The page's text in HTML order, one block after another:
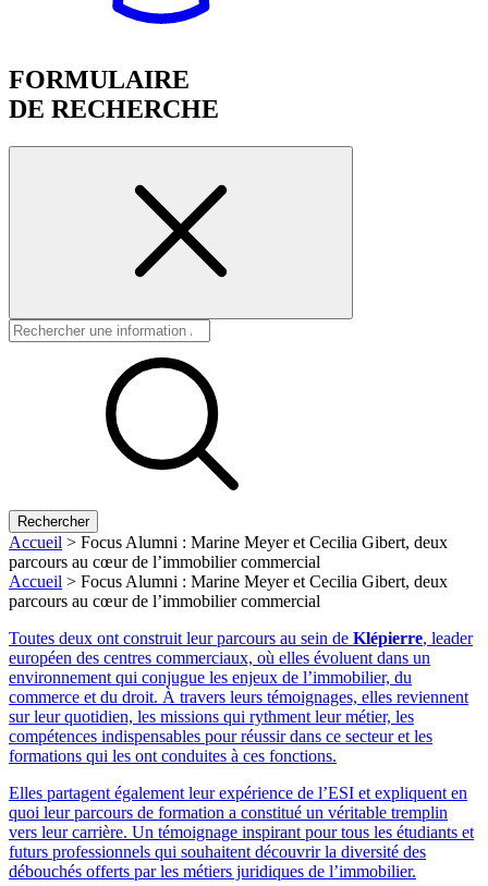
FORMULAIRE
DE RECHERCHE
Rechercher
Accueil > Focus Alumni : Marine Meyer et Cecilia Gibert, deux
parcours au cœur de l’immobilier commercial
Accueil > Focus Alumni : Marine Meyer et Cecilia Gibert, deux
parcours au cœur de l’immobilier commercial
Toutes deux ont construit leur parcours au sein de Klépierre, leader
européen des centres commerciaux, où elles évoluent dans un
environnement qui conjugue les enjeux de l’immobilier, du
commerce et du droit. À travers leurs témoignages, elles reviennent
sur leur quotidien, les missions qui rythment leur métier, les
compétences indispensables pour réussir dans ce secteur et les
formations qui les ont conduites à ces fonctions.
Elles partagent également leur expérience de l’ESI et expliquent en
quoi leur parcours de formation a constitué un véritable tremplin
vers leur carrière. Un témoignage inspirant pour tous les étudiants et
futurs professionnels qui souhaitent découvrir la diversité des
débouchés offerts par les métiers juridiques de l’immobilier.